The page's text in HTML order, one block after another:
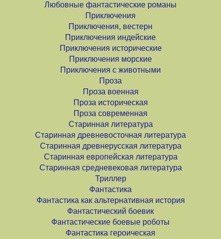
Любовные фантастические романы
Приключения
Приключения, вестерн
Приключения индейские
Приключения исторические
Приключения морские
Приключения с животными
Проза
Проза военная
Проза историческая
Проза современная
Старинная литература
Старинная древневосточная литература
Старинная древнерусская литература
Старинная европейская литература
Старинная средневековая литература
Триллер
Фантастика
Фантастика как альтернативная история
Фантастический боевик
Фантастические боевые роботы
Фантастика героическая